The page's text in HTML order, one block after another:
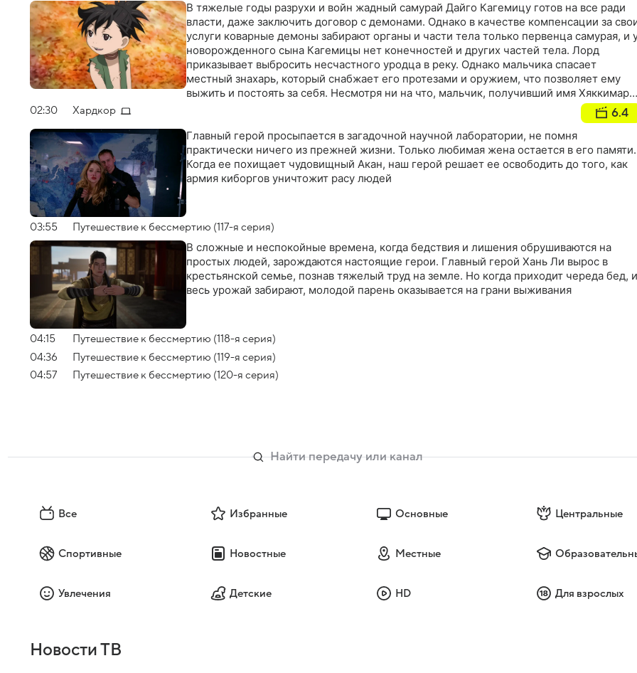
В тяжелые годы разрухи и войн жадный самурай Дайго Кагемицу готов на все ради
власти, даже заключить договор с демонами. Однако в качестве компенсации за
услуги коварные демоны забирают органы и части тела только первенца самурая, и
новорожденного сына Кагемицы нет конечностей и других частей тела. Лорд
приказывает выбросить несчастного уродца в реку. Однако мальчика спасает
местный знахарь, который снабжает его протезами и оружием, что позволяет ему
выжить и постоять за себя. Несмотря ни на что, мальчик, получивший имя Хяккимару,
живет и растет и развивается. Хотя он ничего не видит, не слышит и не чувствует,
ему предстоит победить демонов, принесших его в жертву. Со смертью каждого из
них Хяккимару постепенно возвращает часть себя, которая принадлежит ему по
праву. Однажды он случайно спасает маленькую Дороро, и та увязывается за
необычным путником
02:30 Хардкор 6.4
Главный герой просыпается в загадочной научной лаборатории, не помня
практически ничего из прежней жизни. Только любимая жена остается в его памяти.
Когда ее похищает чудовищный Акан, наш герой решает ее освободить до того, как
армия киборгов уничтожит расу людей
03:55 Путешествие к бессмертию (117-я серия)
В сложные и неспокойные времена, когда бедствия и лишения обрушиваются на
простых людей, зарождаются настоящие герои. Главный герой Хань Ли вырос в
крестьянской семье, познав тяжелый труд на земле. Но когда приходит череда бед, и
весь урожай забирают, молодой парень оказывается на грани выживания
04:15
Путешествие к бессмертию (118-я серия)
04:36
Путешествие к бессмертию (119-я серия)
04:57
Путешествие к бессмертию (120-я серия)
Все Избранные Основные Центральные
Спортивные Новостные Местные
Увлечения Детские HD Для взрослых
Новости ТВ